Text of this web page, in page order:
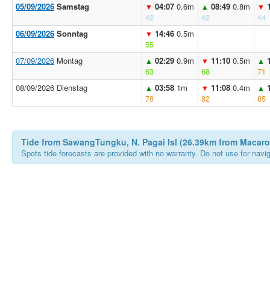
05/09/2026 Samstag ▼ 04:07 0.6m
42
▲ 08:49 0.8m
42
▼
44
06/09/2026 Sonntag ▼ 14:46 0.5m
55
07/09/2026 Montag ▲ 02:29 0.9m
63
▼ 11:10 0.5m
68
▲
71
08/09/2026 Dienstag
▲ 03:58 1m
78
▼ 11:08 0.4m
82
▲
85
Tide from SawangTungku, N. Pagai Isl (26.39km from
Spots tide forecasts are provided with no warranty. Do not use for